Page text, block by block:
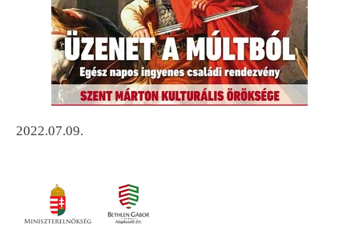
2022.07.09.